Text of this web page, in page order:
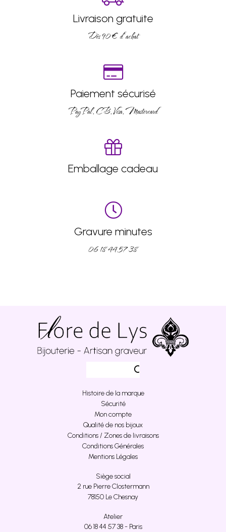
Livraison gratuite
Dés 90 € d’achat
Paiement sécurisé
PayPal, CB, Visa, Mastercard
Emballage cadeau
Gravure minutes
06 18 44 57 38
Histoire de la marque
Sécurité
Mon compte
Qualité de nos bijoux
Conditions / Zones de livraisons
Conditions Générales
Mentions Légales
Siège social
2 rue Pierre Clostermann
78150 Le Chesnay
Atelier
06 18 44 57 38 - Paris